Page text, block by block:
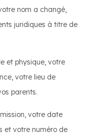
nom a changé,
juridiques à titre de
et physique, votre
votre lieu de
parents.
votre date
et votre numéro de